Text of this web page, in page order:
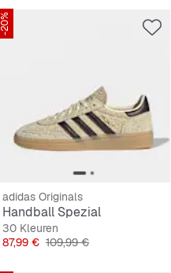
-20%
adidas Originals
Handball Spezial
30 Kleuren
Prijs
87,99 € Originele Prijs
109,99 €